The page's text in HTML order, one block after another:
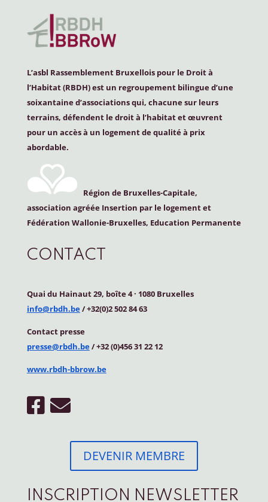
L’asbl Rassemblement Bruxellois pour le Droit à
l’Habitat (RBDH) est un regroupement bilingue d’une
soixantaine d’associations qui, chacune sur leurs
terrains, défendent le droit à l’habitat et œuvrent
pour un accès à un logement de qualité à prix
abordable.
Région de Bruxelles-Capitale,
association agréée Insertion par le logement et
Fédération Wallonie-Bruxelles, Education Permanente
CONTACT
Quai du Hainaut 29, boîte 4· 1080 Bruxelles
info@rbdh.be/ +32(0)2 502 84 63
Contact presse
presse@rbdh.be/ +32 (0)456 31 22 12
www.rbdh-bbrow.be
DEVENIR MEMBRE
INSCRIPTION NEWSLETTER